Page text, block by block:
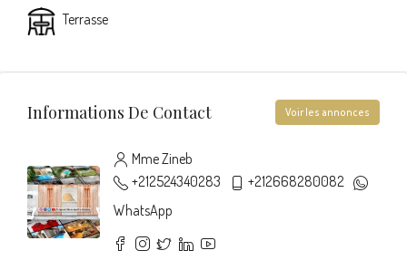
Terrasse
Informations De Contact Voir les annonces
Mme Zineb
+212524340283
+212668280082
WhatsApp